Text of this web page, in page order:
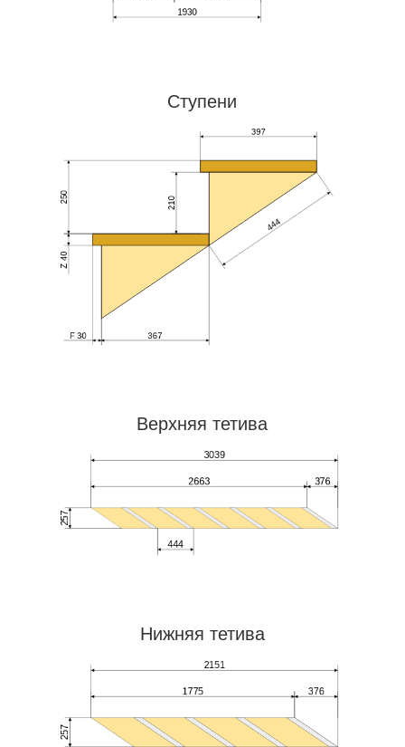
Ступени
Верхняя тетива
Нижняя тетива